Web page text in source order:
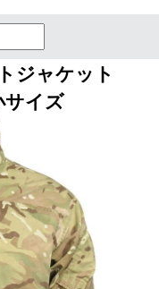
ジャケット
サイズ